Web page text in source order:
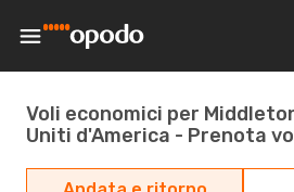
Voli economici per
Uniti d'America - Prenota